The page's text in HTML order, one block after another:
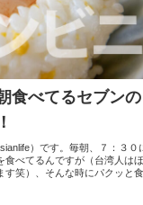
食べてるセブンの
）です。毎朝、７：３０
食べてるんですが（台湾人はほ
す笑）、そんな時にパクッと食